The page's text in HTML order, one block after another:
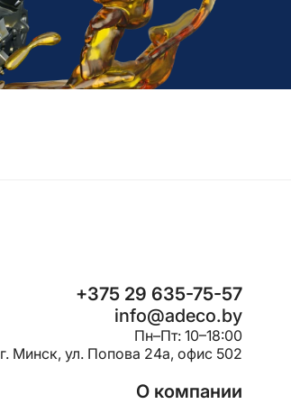
+375 29 635-75-57
info@adeco.by
Пн–Пт: 10–18:00
г. Минск, ул. Попова 24a, офис 502
О компании